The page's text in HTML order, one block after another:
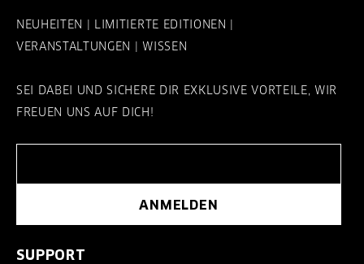
NEUHEITEN | LIMITIERTE EDITIONEN |
VERANSTALTUNGEN | WISSEN
SEI DABEI UND SICHERE DIR EXKLUSIVE VORTEILE, WIR
FREUEN UNS AUF DICH!
ANMELDEN
SUPPORT